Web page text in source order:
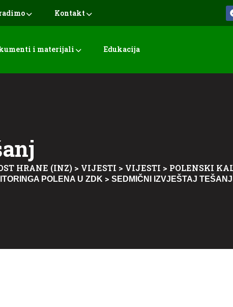
Kontakt
i materijali Edukacija
HRANE (INZ) > VIJESTI > VIJESTI > POLENSKI
POLENA U ZDK> SEDMIČNI IZVJEŠTAJ TEŠANJ